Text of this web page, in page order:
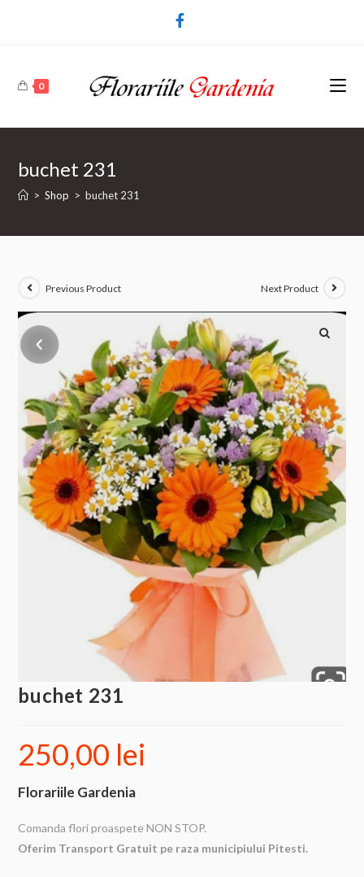
0
buchet 231
> Shop > buchet 231
Previous Product Next Product
buchet 231
250,00 lei
Florariile Gardenia
Comanda flori proaspete NON STOP.
Oferim Transport Gratuit pe raza municipiului Pitesti.